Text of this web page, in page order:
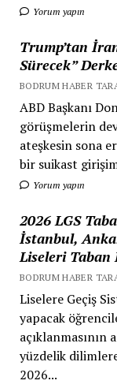
Yorum yapın
Trump’tan
Sürecek”
BODRUM HABER
ABD Başkanı
görüşmelerin
ateşkesin sona
bir suikast
Yorum yapın
2026 LGS
İstanbul,
Liseleri Taban
BODRUM HABER
Liselere Geçiş
yapacak
yüzdelik
2026...